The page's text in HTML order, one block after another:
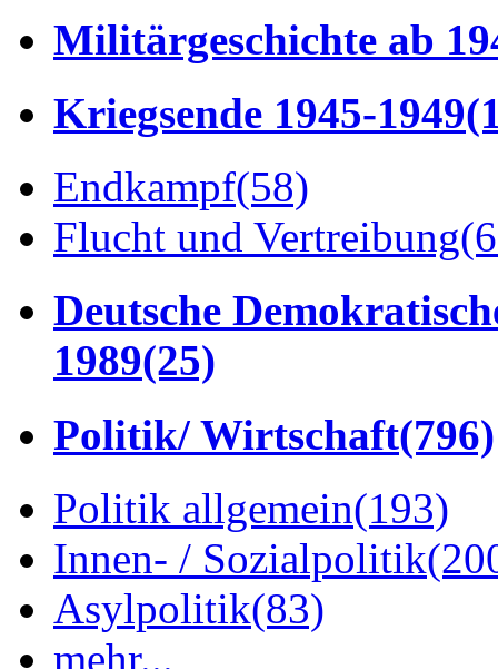
Militärgeschichte ab
Kriegsende 1945-1949
Endkampf(58)
Flucht und Vertreibung
Deutsche
1989(25)
Politik/ Wirtschaft(796)
Politik allgemein(193)
Innen- / Sozialpolitik
Asylpolitik(83)
mehr...